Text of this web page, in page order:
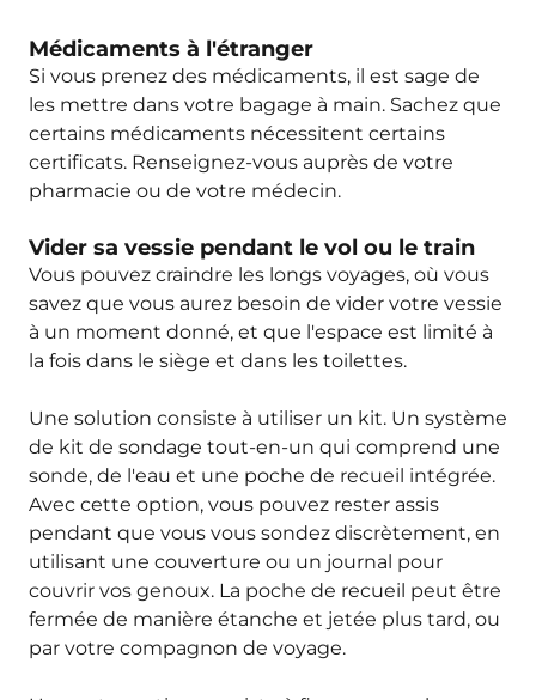
Médicaments à l'étranger
Si vous prenez des médicaments, il est sage de
les mettre dans votre bagage à main. Sachez que
certains médicaments nécessitent certains
certificats. Renseignez-vous auprès de votre
pharmacie ou de votre médecin.
Vider sa vessie pendant le vol ou le train
Vous pouvez craindre les longs voyages, où vous
savez que vous aurez besoin de vider votre vessie
à un moment donné, et que l'espace est limité à
la fois dans le siège et dans les toilettes.
Une solution consiste à utiliser un kit. Un système
de kit de sondage tout-en-un qui comprend une
sonde, de l'eau et une poche de recueil intégrée.
Avec cette option, vous pouvez rester assis
pendant que vous vous sondez discrètement, en
utilisant une couverture ou un journal pour
couvrir vos genoux. La poche de recueil peut être
fermée de manière étanche et jetée plus tard, ou
par votre compagnon de voyage.